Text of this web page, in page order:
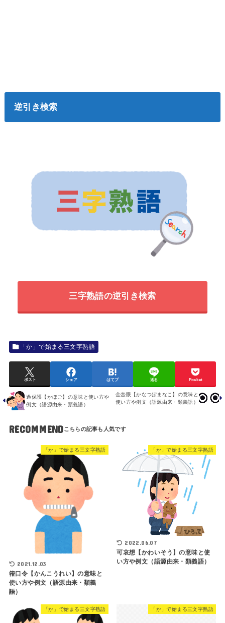
逆引き検索
三字熟語の逆引き検索
「か」で始まる三文字熟語
ポスト シェア はてブ 送る Pocket
過保護【かほご】の意味と使い方や
例文（語源由来・類義語）
金壺眼【かなつぼまなこ】の意味と
使い方や例文（語源由来・類義語）
RECOMMEND
「か」で始まる三文字熟語
2021.12.03
箝口令【かんこうれい】の意味と
使い方や例文（語源由来・類義
語）
「か」で始まる三文字熟語
2022.06.07
可哀想【かわいそう】の意味と使
い方や例文（語源由来・類義語）
「か」で始まる三文字熟語 「か」で始まる三文字熟語